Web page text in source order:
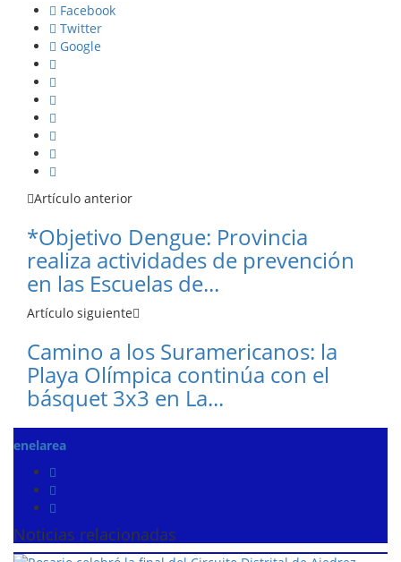
Facebook
Twitter
Google
Artículo anterior
*Objetivo Dengue: Provincia
realiza actividades de prevención
en las Escuelas de...
Artículo siguiente
Camino a los Suramericanos: la
Playa Olímpica continúa con el
básquet 3x3 en La...
enelarea
Noticias relacionadas